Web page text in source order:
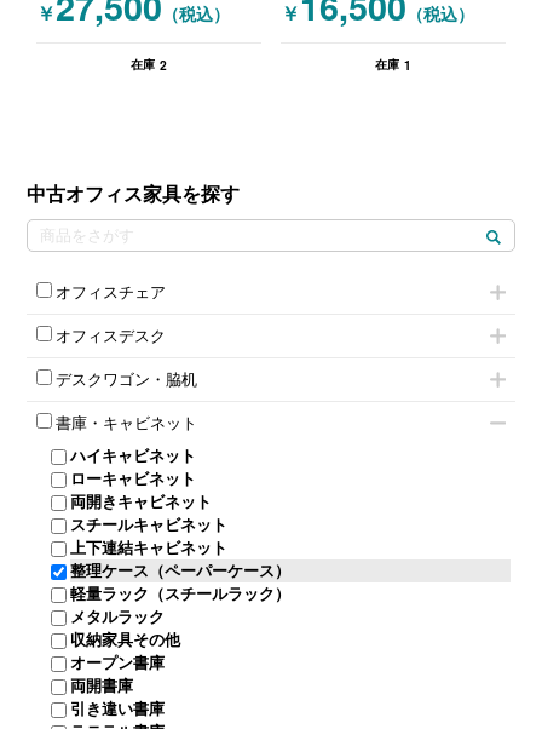
中古オフィス家具を探す
オフィスチェア
肘付きチェア
肘無しチェア
役員チェア
オフィスチェアその他
オフィスデスク
片袖机
フリーアドレスデスク（ベンチデスク）
昇降デスク
両袖机
平机・平デスク
デスクワゴン・脇机
インワゴン2段
インワゴン3段
脇机
ワゴンその他
書庫・キャビネット
ハイキャビネット
ローキャビネット
両開きキャビネット
スチールキャビネット
上下連結キャビネット
整理ケース（ペーパーケース）
軽量ラック（スチールラック）
メタルラック
収納家具その他
オープン書庫
両開書庫
引き違い書庫
￥ （税込）
在庫 2
￥ （税込）
在庫 1